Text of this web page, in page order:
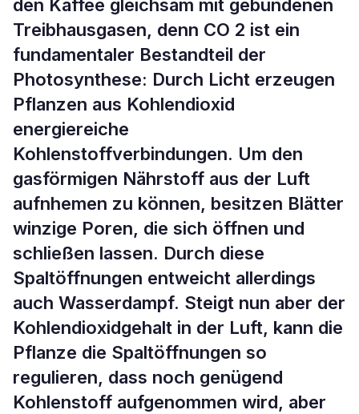
bei Bäumen auslöst
den Kaffee gleichsam mit gebundenen
Treibhausgasen, denn CO 2 ist ein
fundamentaler Bestandteil der
Photosynthese: Durch Licht erzeugen
Pflanzen aus Kohlendioxid
energiereiche
Kohlenstoffverbindungen. Um den
gasförmigen Nährstoff aus der Luft
aufnhemen zu können, besitzen Blätter
winzige Poren, die sich öffnen und
schließen lassen. Durch diese
Spaltöffnungen entweicht allerdings
auch Wasserdampf. Steigt nun aber der
Kohlendioxidgehalt in der Luft, kann die
Pflanze die Spaltöffnungen so
regulieren, dass noch genügend
Kohlenstoff aufgenommen wird, aber